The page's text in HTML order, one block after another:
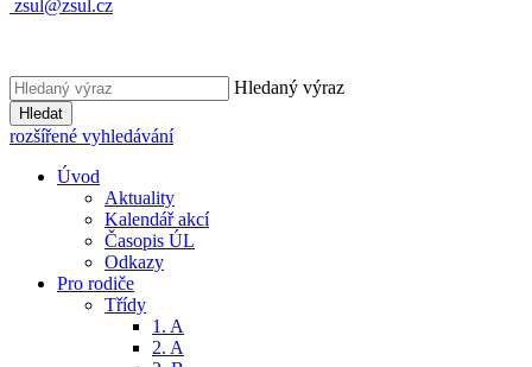
zsul@zsul.cz
Hledaný výraz
Hledat
rozšířené vyhledávání
Úvod
Aktuality
Kalendář akcí
Časopis ÚL
Odkazy
Pro rodiče
Třídy
1. A
2. A